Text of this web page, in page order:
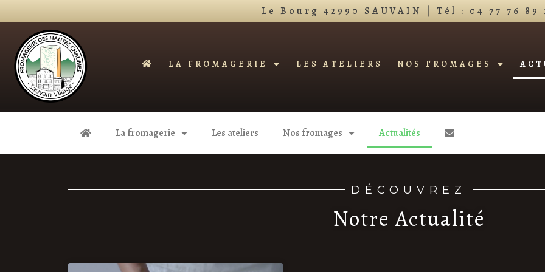
Le Bourg 42990 SAUVAIN | Tél : 04 77 76 89
LA FROMAGERIE LES ATELIERS NOS FROMAGES
La fromagerie Les ateliers Nos fromages Actualités
DÉCOUVREZ
Notre Actualité